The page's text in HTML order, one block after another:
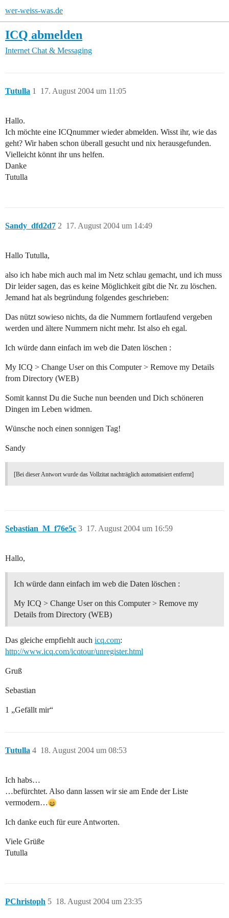
wer-weiss-was.de
ICQ abmelden
Internet Chat & Messaging
Tutulla 17. August 2004 um 11:05
1
Hallo.
Ich möchte eine ICQnummer wieder abmelden. Wisst ihr, wie das
geht? Wir haben schon überall gesucht und nix herausgefunden.
Vielleicht könnt ihr uns helfen.
Danke
Tutulla
Sandy_dfd2d7 17. August 2004 um 14:49
2
Hallo Tutulla,
also ich habe mich auch mal im Netz schlau gemacht, und ich muss
Dir leider sagen, das es keine Möglichkeit gibt die Nr. zu löschen.
Jemand hat als begründung folgendes geschrieben:
Das nützt sowieso nichts, da die Nummern fortlaufend vergeben
werden und ältere Nummern nicht mehr. Ist also eh egal.
Ich würde dann einfach im web die Daten löschen :
My ICQ > Change User on this Computer > Remove my Details
from Directory (WEB)
Somit kannst Du die Suche nun beenden und Dich schöneren
Dingen im Leben widmen.
Wünsche noch einen sonnigen Tag!
Sandy
[Bei dieser Antwort wurde das Vollzitat nachträglich automatisiert entfernt]
Sebastian_M_f76e5c 17. August 2004 um 16:59
3
Hallo,
Ich würde dann einfach im web die Daten löschen :
My ICQ > Change User on this Computer > Remove my
Details from Directory (WEB)
Das gleiche empfiehlt auch icq.com:
http://www.icq.com/icqtour/unregister.html
Gruß
Sebastian
1 „Gefällt mir“
Tutulla 18. August 2004 um 08:53
4
Ich habs…
…befürchtet. Also dann lassen wir sie am Ende der Liste
vermodern…
Ich danke euch für eure Antworten.
Viele Grüße
Tutulla
PChristoph 18. August 2004 um 23:35
5